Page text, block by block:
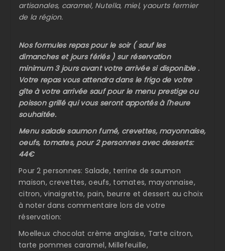
artisanales, caramel, Nutella, miel, yaourts fermier
de la région.
Nos formules repas pour le soir ( sauf les
dimanches et jours fériés ) sur réservation
minimum 3 jours avant votre arrivée si disponible .
Votre repas vous attendra dans le frigo de votre
gîte à votre arrivée sauf pour le menu prestige ou
poisson grillé qui vous seront apportés à l'heure
souhaitée.
Menu salade saumon fumé, crevettes, mayonnaise,
oeufs, tomates, pour 2 personnes avec desserts:
44€
Pour 2 personnes: Salade, terrine de saumon
maison, crevettes, oeufs, tomates, mayonnaise,
citron, vinaigrette, pain, beurre et dessert au choix
à noter dans commentaire lors de votre
réservation:
Moelleux chocolat crème anglaise, Tarte citron,
tarte pommes caramel, Millefeuille,